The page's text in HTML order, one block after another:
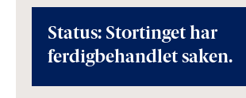
Status: Stortinget har
ferdigbehandlet saken.